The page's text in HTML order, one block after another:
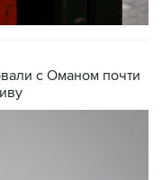
с Оманом почти